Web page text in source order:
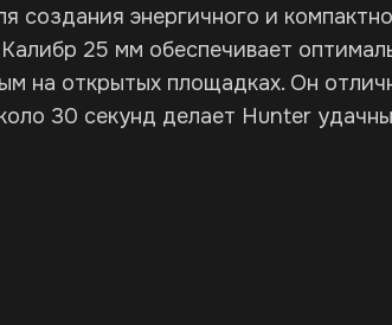
создания энергичного и
25 мм обеспечивает
на открытых площадках. Он
30 секунд делает Hunter